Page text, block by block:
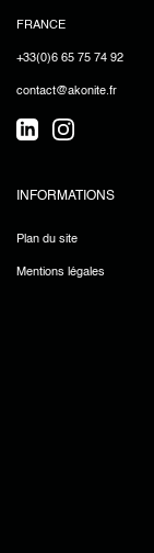
FRANCE
+33(0)6 65 75 74 92
contact@akonite.fr
INFORMATIONS
Plan du site
Mentions légales